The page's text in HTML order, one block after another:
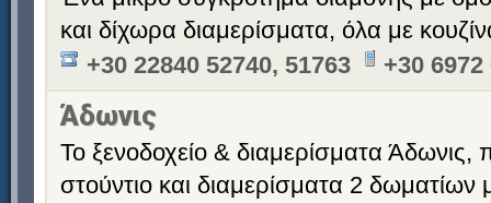
και δίχωρα διαμερίσματα, όλα με
+30 22840 52740, 51763
+30 6972
Άδωνις
Το ξενοδοχείο & διαμερίσματα
στούντιο και διαμερίσματα 2 δωματίων